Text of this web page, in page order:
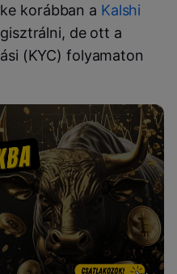
korábban a Kalshi
de ott a
(KYC) folyamaton